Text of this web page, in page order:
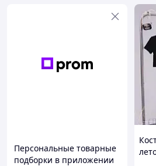
Персональные товарные
подборки в приложении